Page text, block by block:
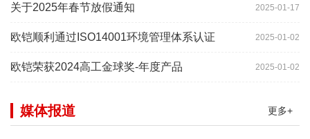
2025-01-17
关于2025年春节放假通知
2025-01-02
欧铠顺利通过ISO14001环境管理体系认证
2025-01-02
欧铠荣获2024高工金球奖-年度产品
更多+
媒体报道